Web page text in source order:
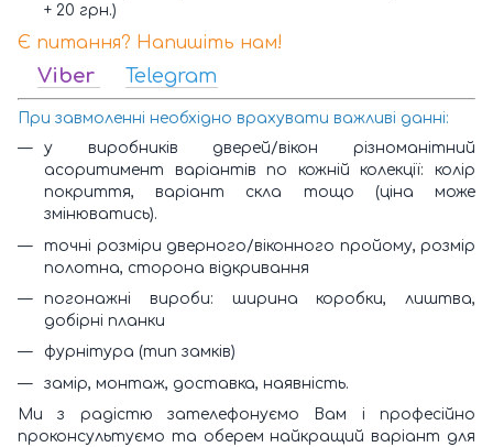
+ 20 грн.)
Є питання? Напишіть нам!
Viber Telegram
При завмоленні необхідно врахувати важливі данні:
у виробників дверей/вікон різноманітний
асоритимент варіантів по кожній колекції: колір
покриття, варіант скла тощо (ціна може
змінюватись).
точні розміри дверного/віконного пройому, розмір
полотна, сторона відкривання
погонажні вироби: ширина коробки, лиштва,
добірні планки
фурнітура (тип замків)
замір, монтаж, доставка, наявність.
Ми з радістю зателефонуємо Вам і професійно
проконсультуємо та оберем найкращий варіант для